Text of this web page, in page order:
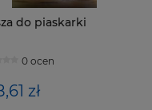
do piaskarki
0 ocen
zł